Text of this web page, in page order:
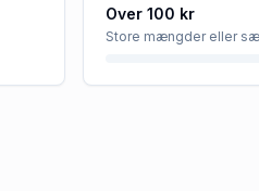
Over 100 kr
Store mængder eller